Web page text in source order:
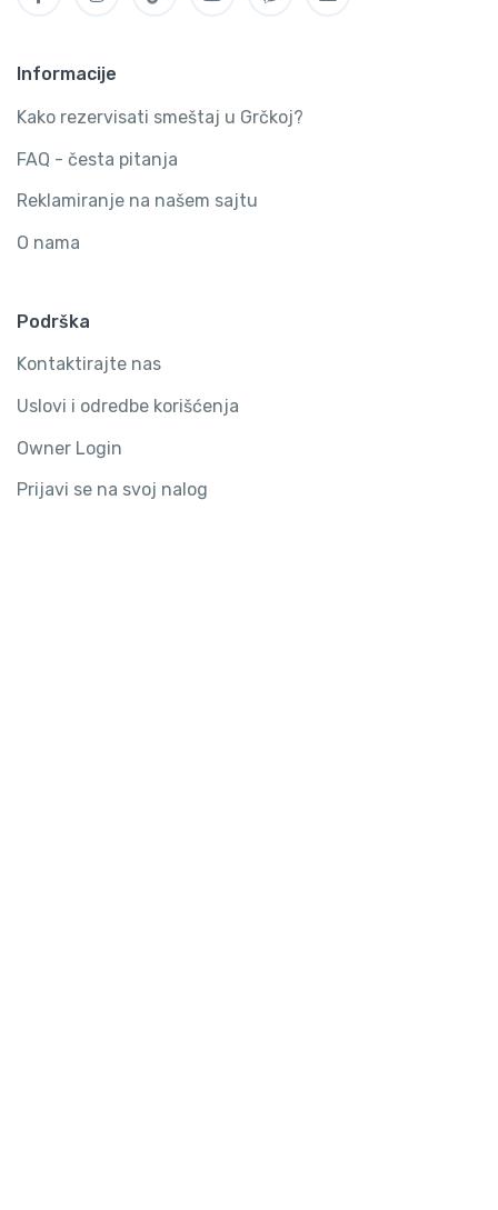
Informacije
Kako rezervisati smeštaj u Grčkoj?
FAQ - česta pitanja
Reklamiranje na našem sajtu
O nama
Podrška
Kontaktirajte nas
Uslovi i odredbe korišćenja
Owner Login
Prijavi se na svoj nalog